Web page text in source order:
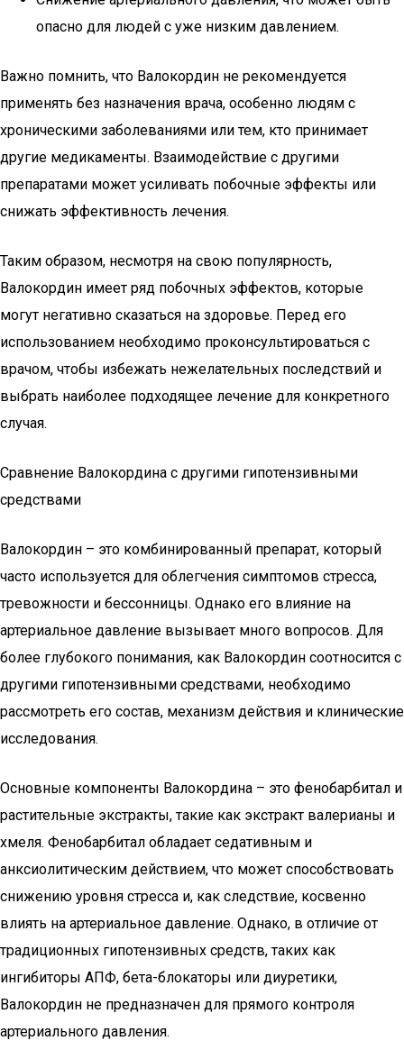
опасно для людей с уже низким давлением.
Важно помнить, что Валокордин не рекомендуется
применять без назначения врача, особенно людям с
хроническими заболеваниями или тем, кто принимает
другие медикаменты. Взаимодействие с другими
препаратами может усиливать побочные эффекты или
снижать эффективность лечения.
Таким образом, несмотря на свою популярность,
Валокордин имеет ряд побочных эффектов, которые
могут негативно сказаться на здоровье. Перед его
использованием необходимо проконсультироваться с
врачом, чтобы избежать нежелательных последствий и
выбрать наиболее подходящее лечение для конкретного
случая.
Сравнение Валокордина с другими гипотензивными
средствами
Валокордин – это комбинированный препарат, который
часто используется для облегчения симптомов стресса,
тревожности и бессонницы. Однако его влияние на
артериальное давление вызывает много вопросов. Для
более глубокого понимания, как Валокордин соотносится с
другими гипотензивными средствами, необходимо
рассмотреть его состав, механизм действия и клинические
исследования.
Основные компоненты Валокордина – это фенобарбитал и
растительные экстракты, такие как экстракт валерианы и
хмеля. Фенобарбитал обладает седативным и
анксиолитическим действием, что может способствовать
снижению уровня стресса и, как следствие, косвенно
влиять на артериальное давление. Однако, в отличие от
традиционных гипотензивных средств, таких как
ингибиторы АПФ, бета-блокаторы или диуретики,
Валокордин не предназначен для прямого контроля
артериального давления.